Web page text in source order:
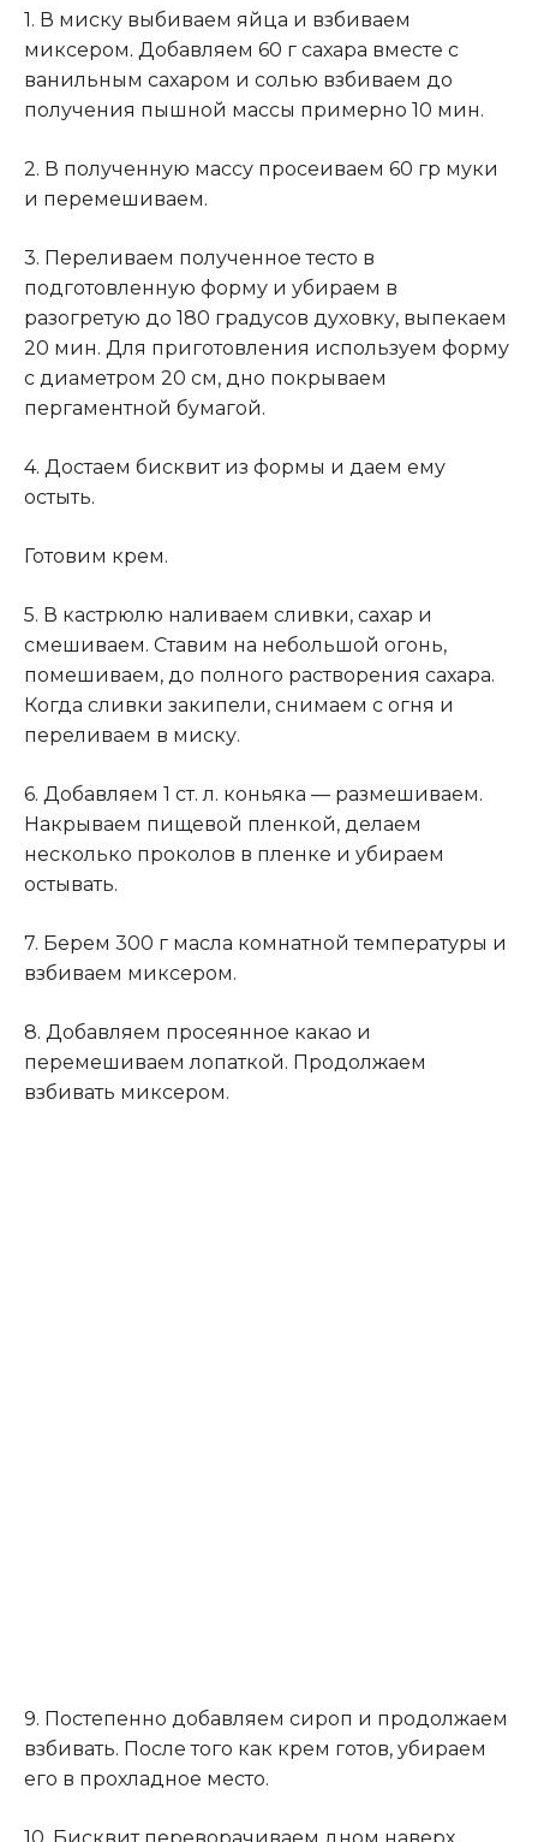
1. В миску выбиваем яйца и взбиваем
миксером. Добавляем 60 г сахара вместе с
ванильным сахаром и солью взбиваем до
получения пышной массы примерно 10 мин.
2. В полученную массу просеиваем 60 гр муки
и перемешиваем.
3. Переливаем полученное тесто в
подготовленную форму и убираем в
разогретую до 180 градусов духовку, выпекаем
20 мин. Для приготовления используем форму
с диаметром 20 см, дно покрываем
пергаментной бумагой.
4. Достаем бисквит из формы и даем ему
остыть.
Готовим крем.
5. В кастрюлю наливаем сливки, сахар и
смешиваем. Ставим на небольшой огонь,
помешиваем, до полного растворения сахара.
Когда сливки закипели, снимаем с огня и
переливаем в миску.
6. Добавляем 1 ст. л. коньяка — размешиваем.
Накрываем пищевой пленкой, делаем
несколько проколов в пленке и убираем
остывать.
7. Берем 300 г масла комнатной температуры и
взбиваем миксером.
8. Добавляем просеянное какао и
перемешиваем лопаткой. Продолжаем
взбивать миксером.
9. Постепенно добавляем сироп и продолжаем
взбивать. После того как крем готов, убираем
его в прохладное место.